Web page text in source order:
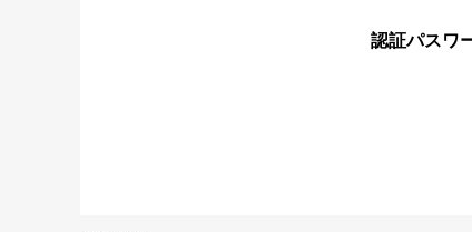
認証パスワ